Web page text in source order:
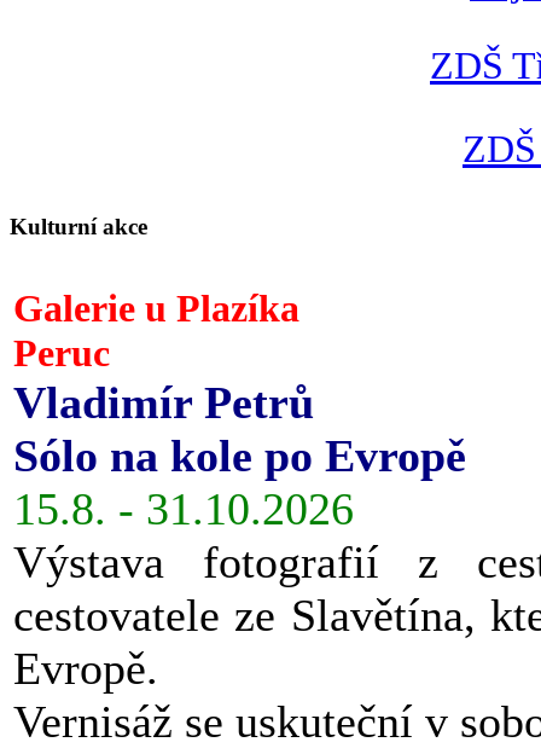
ZDŠ
Kulturní akce
Galerie u Plazíka
Peruc
Vladimír Petrů
Sólo na kole po Evropě
15.8. - 31.10.2026
Výstava fotografií z
cestovatele ze Slavětína,
Evropě.
Vernisáž se uskuteční v